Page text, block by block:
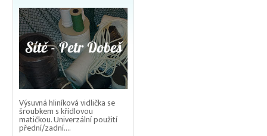
Výsuvná hliníková vidlička se
šroubkem s křídlovou
matičkou. Univerzální použití
přední/zadní....